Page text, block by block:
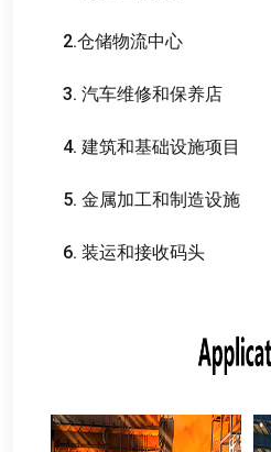
2.仓储物流中心
3. 汽车维修和保养店
4. 建筑和基础设施项目
5. 金属加工和制造设施
6. 装运和接收码头